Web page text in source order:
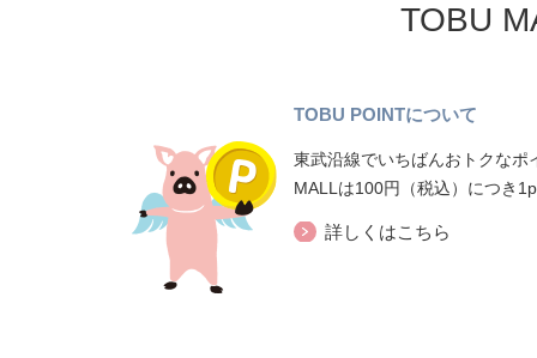
TOBU
TOBU POINTについて
東武沿線でいちばんおトクなポ
MALLは100円（税込）につき
詳しくはこちら